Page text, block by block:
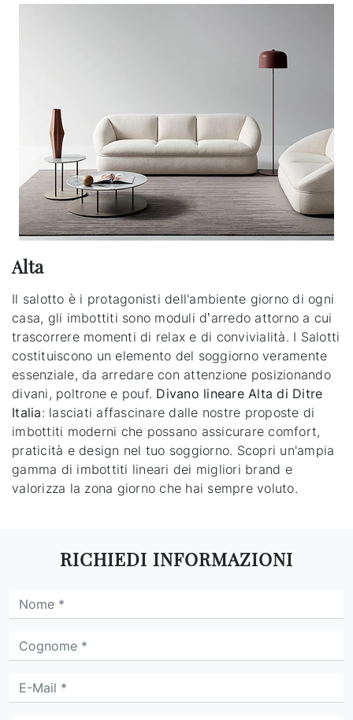
Alta
Il salotto è i protagonisti dell'ambiente giorno di ogni
casa, gli imbottiti sono moduli d’arredo attorno a cui
trascorrere momenti di relax e di convivialità. I Salotti
costituiscono un elemento del soggiorno veramente
essenziale, da arredare con attenzione posizionando
divani, poltrone e pouf. Divano lineare Alta di Ditre
Italia: lasciati affascinare dalle nostre proposte di
imbottiti moderni che possano assicurare comfort,
praticità e design nel tuo soggiorno. Scopri un'ampia
gamma di imbottiti lineari dei migliori brand e
valorizza la zona giorno che hai sempre voluto.
RICHIEDI INFORMAZIONI